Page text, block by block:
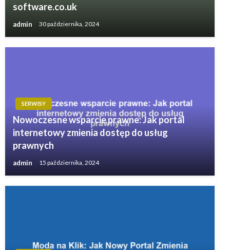
software.co.uk
admin 30 października, 2024
SERWISY
Nowoczesne wsparcie prawne: Jak portal
internetowy zmienia dostęp do usług
prawnych
admin 15 października, 2024